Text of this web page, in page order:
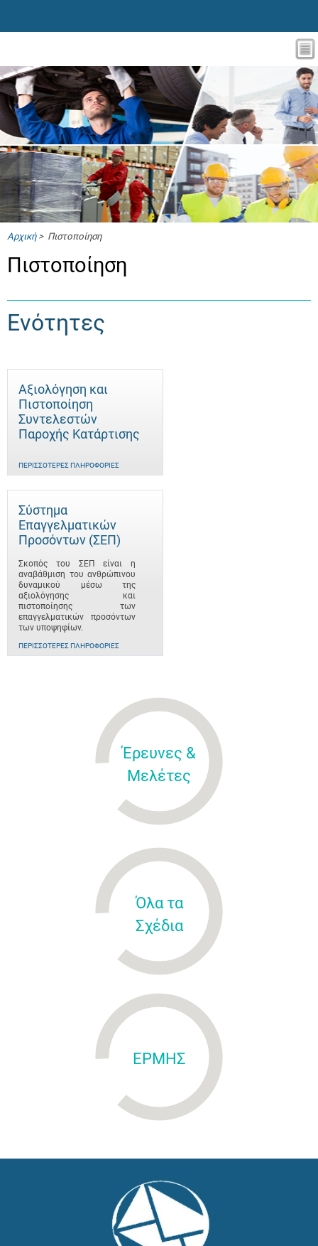
Αρχική> Πιστοποίηση
Πιστοποίηση
Ενότητες
Αξιολόγηση και
Πιστοποίηση
Συντελεστών
Παροχής Κατάρτισης
ΠΕΡΙΣΣΌΤΕΡΕΣ ΠΛΗΡΟΦΟΡΊΕΣ
Σύστημα
Επαγγελματικών
Προσόντων (ΣΕΠ)
Σκοπός του ΣΕΠ είναι η
αναβάθμιση του ανθρώπινου
δυναμικού μέσω της
αξιολόγησης και
πιστοποίησης των
επαγγελματικών προσόντων
των υποψηφίων.
ΠΕΡΙΣΣΌΤΕΡΕΣ ΠΛΗΡΟΦΟΡΊΕΣ
Έρευνες &
Μελέτες
Όλα τα
Σχέδια
ΕΡΜΗΣ